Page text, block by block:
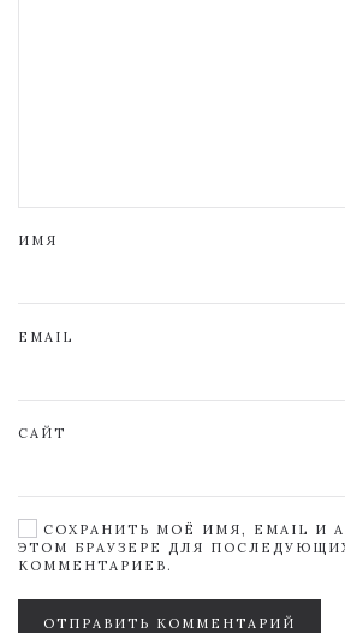
ИМЯ
EMAIL
САЙТ
СОХРАНИТЬ МОЁ ИМЯ, EMAIL И
ЭТОМ БРАУЗЕРЕ ДЛЯ
КОММЕНТАРИЕВ.
ОТПРАВИТЬ КОММЕНТАРИЙ